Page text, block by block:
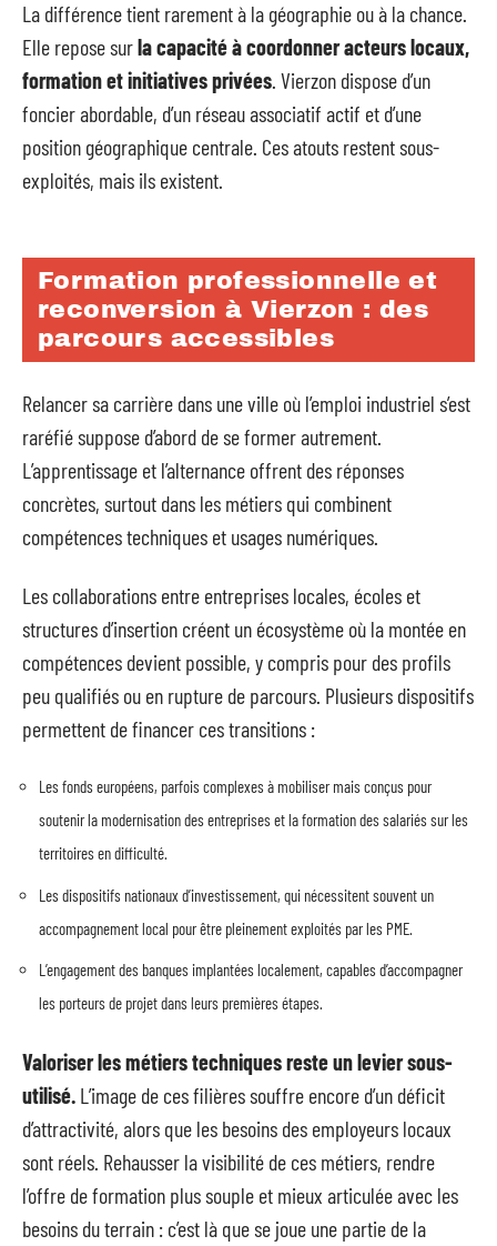
La différence tient rarement à la géographie ou à la chance.
Elle repose surla capacité à coordonner acteurs locaux,
formation et initiatives privées. Vierzon dispose d’un
foncier abordable, d’un réseau associatif actif et d’une
position géographique centrale. Ces atouts restent sous-
exploités, mais ils existent.
Formation professionnelle et
reconversion à Vierzon : des
parcours accessibles
Relancer sa carrière dans une ville où l’emploi industriel s’est
raréfié suppose d’abord de se former autrement.
L’apprentissage et l’alternance offrent des réponses
concrètes, surtout dans les métiers qui combinent
compétences techniques et usages numériques.
Les collaborations entre entreprises locales, écoles et
structures d’insertion créent un écosystème où la montée en
compétences devient possible, y compris pour des profils
peu qualifiés ou en rupture de parcours. Plusieurs dispositifs
permettent de financer ces transitions :
Les fonds européens, parfois complexes à mobiliser mais conçus pour
soutenir la modernisation des entreprises et la formation des salariés sur les
territoires en difficulté.
Les dispositifs nationaux d’investissement, qui nécessitent souvent un
accompagnement local pour être pleinement exploités par les PME.
L’engagement des banques implantées localement, capables d’accompagner
les porteurs de projet dans leurs premières étapes.
Valoriser les métiers techniques reste un levier sous-
utilisé. L’image de ces filières souffre encore d’un déficit
d’attractivité, alors que les besoins des employeurs locaux
sont réels. Rehausser la visibilité de ces métiers, rendre
l’offre de formation plus souple et mieux articulée avec les
besoins du terrain : c’est là que se joue une partie de la